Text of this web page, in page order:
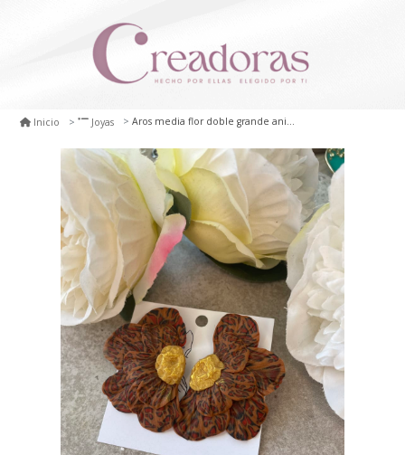
Inicio Joyas Aros media flor doble grande animal prints